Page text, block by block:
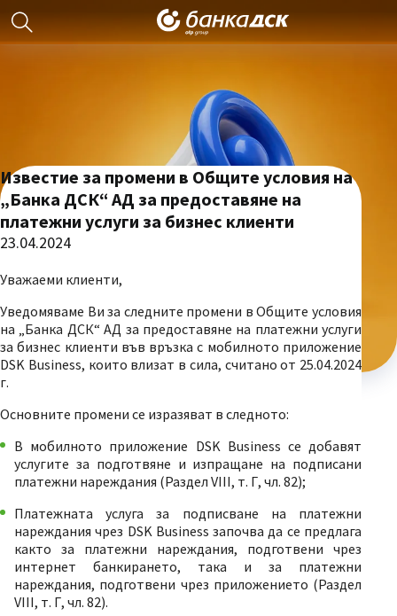
Известие за промени в Общите условия на
„Банка ДСК“ АД за предоставяне на
платежни услуги за бизнес клиенти
23.04.2024
Уважаеми клиенти,
Уведомяваме Ви за следните промени в Общите условия
на „Банка ДСК“ АД за предоставяне на платежни услуги
за бизнес клиенти във връзка с мобилното приложение
DSK Business, които влизат в сила, считано от 25.04.2024
г.
Основните промени се изразяват в следното:
В мобилното приложение DSK Business се добавят
услугите за подготвяне и изпращане на подписани
платежни нареждания (Раздел VIII, т. Г, чл. 82);
Платежната услуга за подписване на платежни
нареждания чрез DSK Business започва да се предлага
както за платежни нареждания, подготвени чрез
интернет банкирането, така и за платежни
нареждания, подготвени чрез приложението (Раздел
VIII, т. Г, чл. 82).